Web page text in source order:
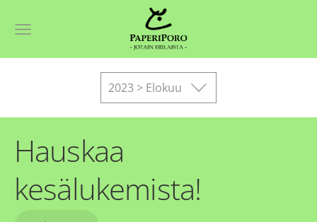
2023 > Elokuu
Hauskaa
kesälukemista!